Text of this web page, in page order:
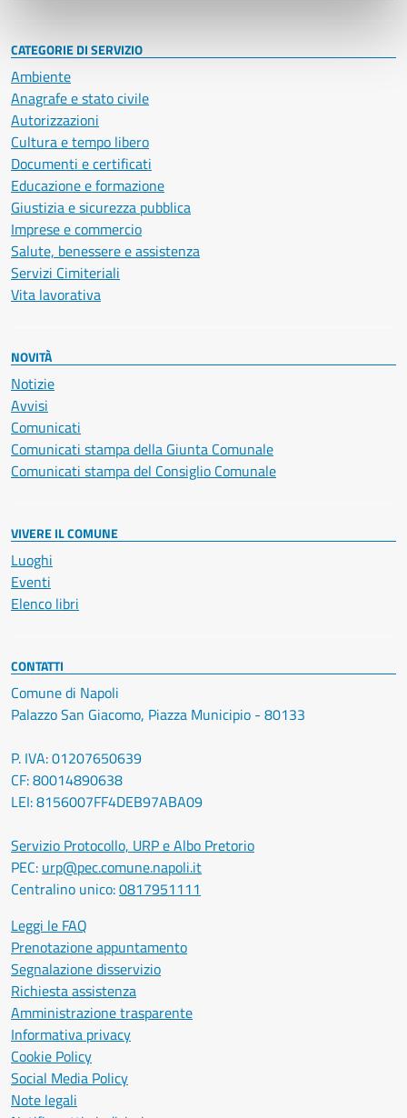
CATEGORIE DI SERVIZIO
Ambiente
Anagrafe e stato civile
Autorizzazioni
Cultura e tempo libero
Documenti e certificati
Educazione e formazione
Giustizia e sicurezza pubblica
Imprese e commercio
Salute, benessere e assistenza
Servizi Cimiteriali
Vita lavorativa
NOVITÀ
Notizie
Avvisi
Comunicati
Comunicati stampa della Giunta Comunale
Comunicati stampa del Consiglio Comunale
VIVERE IL COMUNE
Luoghi
Eventi
Elenco libri
CONTATTI
Comune di Napoli
Palazzo San Giacomo, Piazza Municipio - 80133
P. IVA: 01207650639
CF: 80014890638
LEI: 8156007FF4DEB97ABA09
Servizio Protocollo, URP e Albo Pretorio
PEC: urp@pec.comune.napoli.it
Centralino unico:0817951111
Leggi le FAQ
Prenotazione appuntamento
Segnalazione disservizio
Richiesta assistenza
Amministrazione trasparente
Informativa privacy
Cookie Policy
Social Media Policy
Note legali